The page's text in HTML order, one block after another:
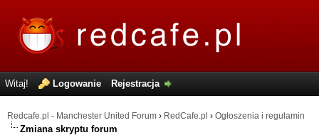
Witaj! Logowanie Rejestracja
Redcafe.pl - Manchester United Forum › RedCafe.pl › Ogłoszenia i regulamin
Zmiana skryptu forum